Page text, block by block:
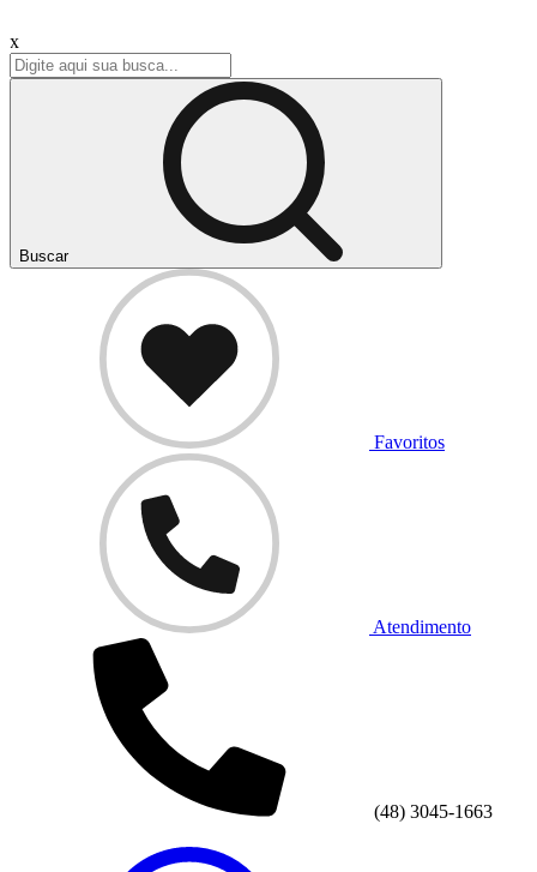
x
Buscar
Favoritos
Atendimento
(48) 3045-1663